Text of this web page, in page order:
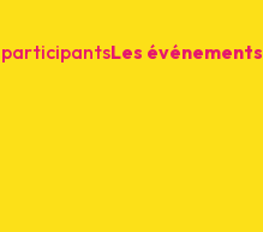
participantsLes événements